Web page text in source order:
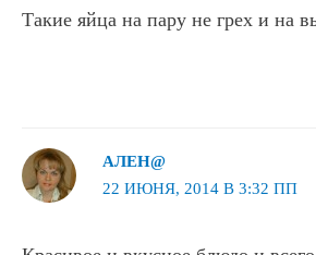
Такие яйца на пару не грех и на
АЛЕН@
22 ИЮНЯ, 2014 В 3:32 ПП